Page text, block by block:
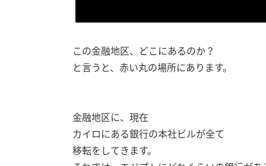
この金融地区、どこにあるのか？
と言うと、赤い丸の場所にあります。
金融地区に、現在
カイロにある銀行の本社ビルが全て
移転をしてきます。